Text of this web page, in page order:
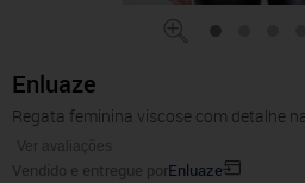
Enluaze
Regata feminina viscose com detalhe
Ver avaliações
Vendido e entregue porEnluaze